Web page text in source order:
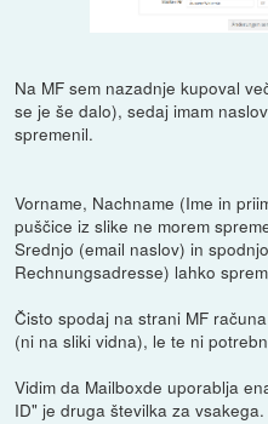
Na MF sem nazadnje kupoval
se je še dalo), sedaj imam
spremenil.
Vorname, Nachname (Ime in
puščice iz slike ne morem
Srednjo (email naslov) in
Rechnungsadresse) lahko
Čisto spodaj na strani MF
(ni na sliki vidna), le te ni
Vidim da Mailboxde uporablja
ID" je druga številka za vsakega.